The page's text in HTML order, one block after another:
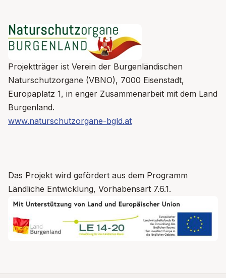
Projektträger ist Verein der Burgenländischen
Naturschutzorgane (VBNO), 7000 Eisenstadt,
Europaplatz 1, in enger Zusammenarbeit mit dem Land
Burgenland.
www.naturschutzorgane-bgld.at
Das Projekt wird gefördert aus dem Programm
Ländliche Entwicklung, Vorhabensart 7.6.1.